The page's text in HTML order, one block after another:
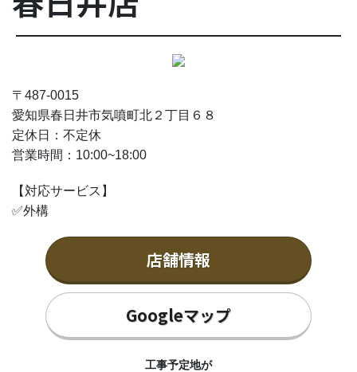
〒487-0015
愛知県春日井市気噴町北２丁目６８
定休日：不定休
営業時間： 10:00~18:00
【対応サービス】
✅外構
店舗情報
Googleマップ
工事予定地が